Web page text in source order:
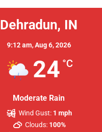
Dehradun, IN
9:12 am,Aug 6, 2026
24 °C
Moderate Rain
Wind Gust: 1 mph
Clouds: 100%